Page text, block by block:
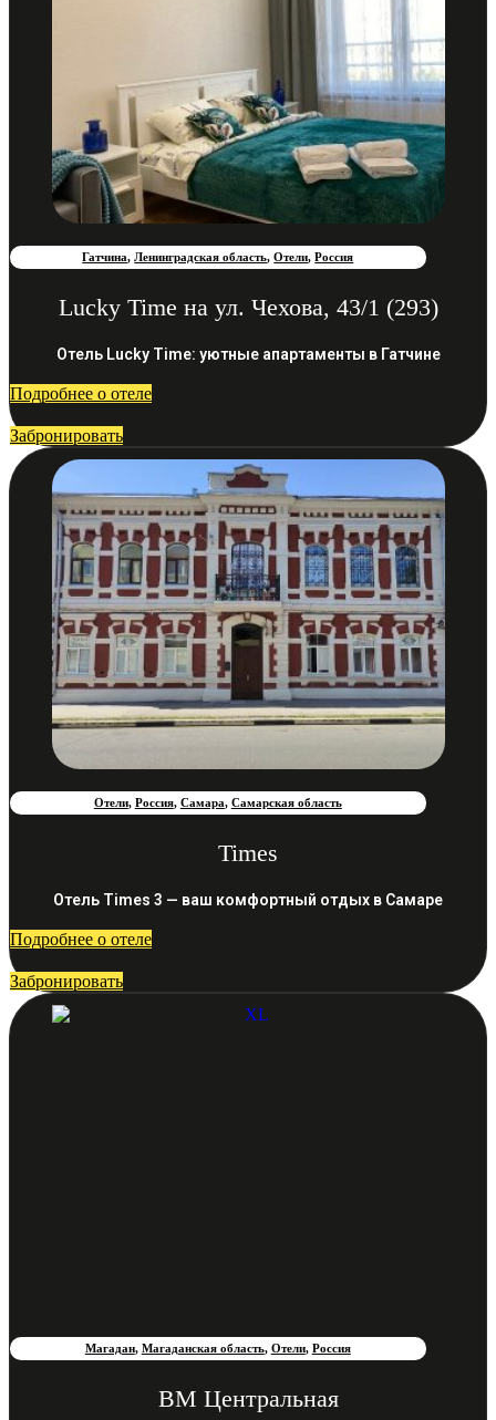
Гатчина,Ленинградская область,Отели,Россия
Lucky Time на ул. Чехова, 43/1 (293)
Отель Lucky Time: уютные апартаменты в Гатчине
Подробнее о отеле
Забронировать
Отели, Россия, Самара, Самарская область
Times
Отель Times 3 — ваш комфортный отдых в Самаре
Подробнее о отеле
Забронировать
Магадан, Магаданская область, Отели, Россия
ВМ Центральная